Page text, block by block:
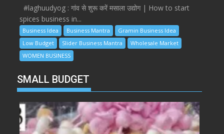
#laghuudyog : गांव से शुरू करें मसाला उद्योग | How to start
spices business in...
Business Idea Business Mantra
Gramin Business Idea
Low Budget
Slider Business Mantra
Wholesale Market
WOMEN BUSINESS
SMALL BUDGET